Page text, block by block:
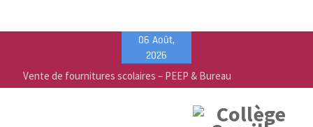
content
06 Août,
2026
Vente de fournitures scolaires – PEEP & Bureau
Vallée
Calendrier de rentrée pour les élèves – Année